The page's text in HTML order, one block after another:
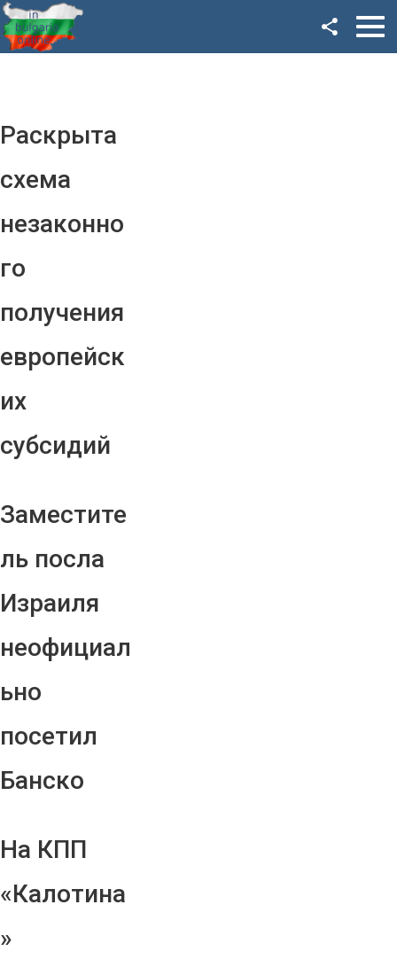
Раскрыта
схема
незаконно
го
получения
европейск
их
субсидий
Заместите
ль посла
Израиля
неофициал
ьно
посетил
Банско
На КПП
«Калотина
»